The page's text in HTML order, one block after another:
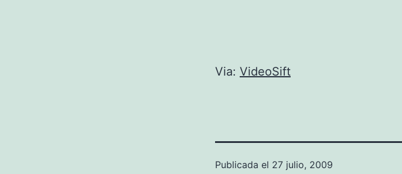
Via: VideoSift
Publicada el 27 julio, 2009